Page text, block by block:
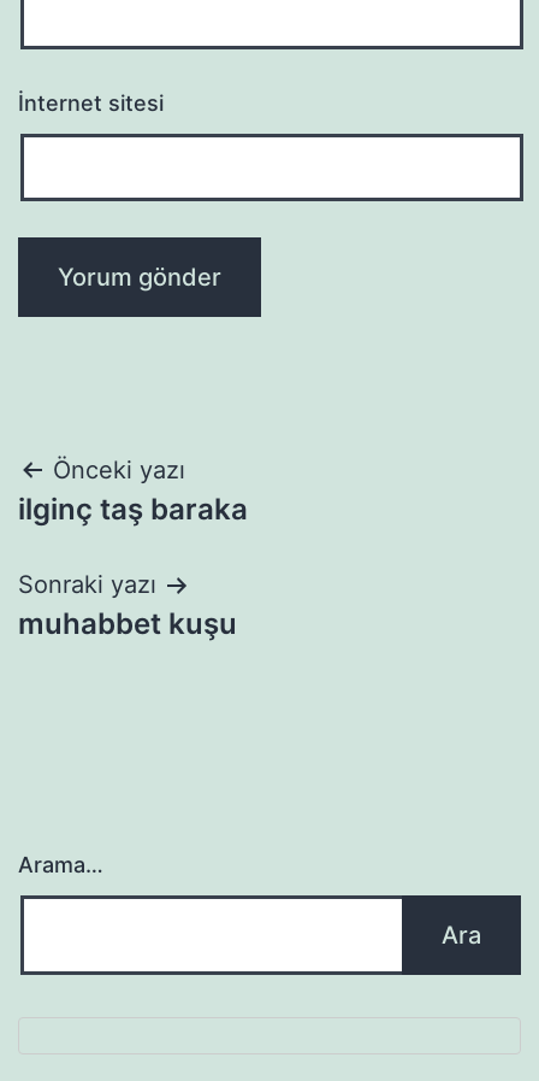
İnternet sitesi
Yazı
gezinmesi
Önceki yazı
ilginç taş baraka
Sonraki yazı
muhabbet kuşu
Arama…